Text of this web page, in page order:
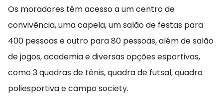
Os moradores têm acesso a um centro de
convivência, uma capela, um salão de festas para
400 pessoas e outro para 80 pessoas, além de salão
de jogos, academia e diversas opções esportivas,
como 3 quadras de tênis, quadra de futsal, quadra
poliesportiva e campo society.